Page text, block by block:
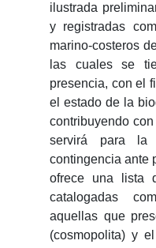
ilustrada
y registradas
marino-costeros
las cuales se
presencia, con el
el estado de la
contribuyendo
servirá para la
contingencia ante
ofrece una lista
catalogadas
aquellas que
(cosmopolita) y